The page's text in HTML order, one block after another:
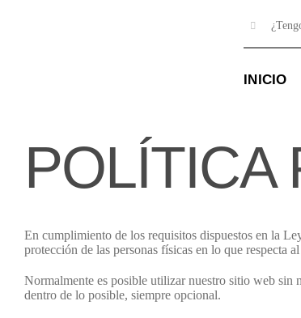
INICIO
POLÍTICA
En cumplimiento de los requisitos dispuestos en
protección de las personas físicas en lo que respecta
Normalmente es posible utilizar nuestro sitio web sin
dentro de lo posible, siempre opcional.